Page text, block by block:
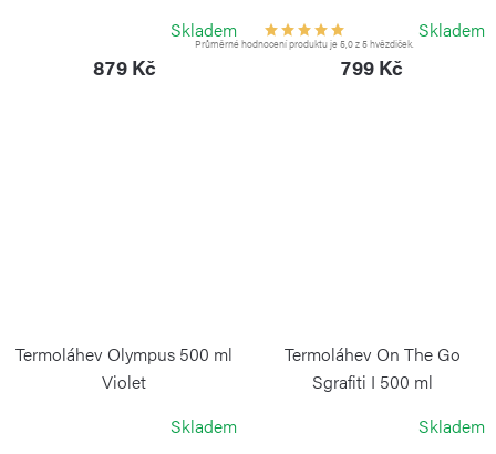
Skladem
879 Kč
Průměrné hodnocení produktu je 5,0 z 5 hvězdiček.
Skladem
799 Kč
Termoláhev Olympus 500 ml
Violet
Skladem
Termoláhev On The Go
Sgrafiti I 500 ml
Skladem